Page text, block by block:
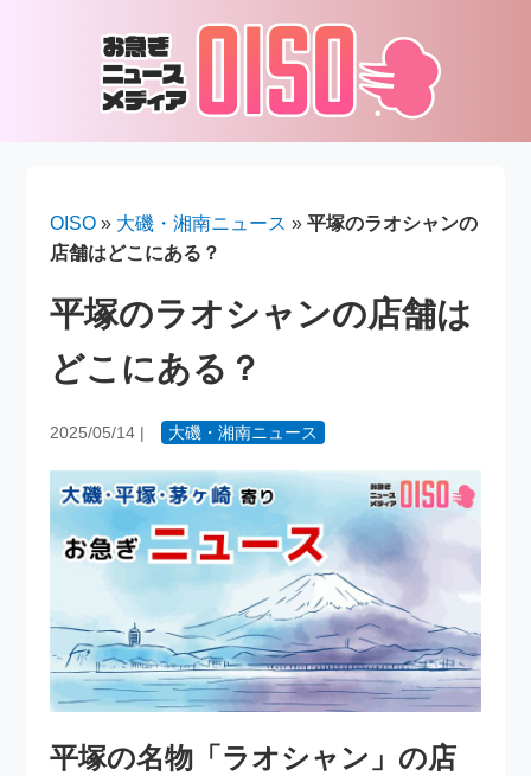
OISO » 大磯・湘南ニュース »平塚のラオシャンの
店舗はどこにある？
平塚のラオシャンの店舗は
どこにある？
2025/05/14 | 大磯・湘南ニュース
平塚の名物「ラオシャン」の店